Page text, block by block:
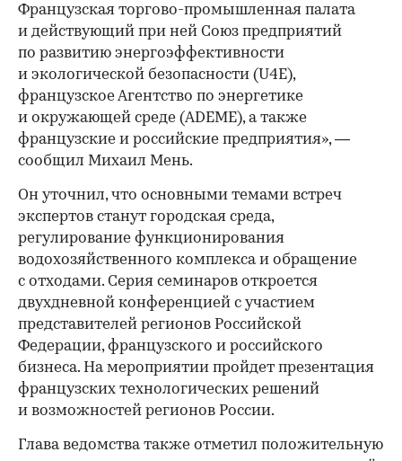
Французская торгово-промышленная палата
и действующий при ней Союз предприятий
по развитию энергоэффективности
и экологической безопасности (U4E),
французское Агентство по энергетике
и окружающей среде (ADEME), а также
французские и российские предприятия», —
сообщил Михаил Мень.
Он уточнил, что основными темами встреч
экспертов станут городская среда,
регулирование функционирования
водохозяйственного комплекса и обращение
с отходами. Серия семинаров откроется
двухдневной конференцией с участием
представителей регионов Российской
Федерации, французского и российского
бизнеса. На мероприятии пройдет презентация
французских технологических решений
и возможностей регионов России.
Глава ведомства также отметил положительную